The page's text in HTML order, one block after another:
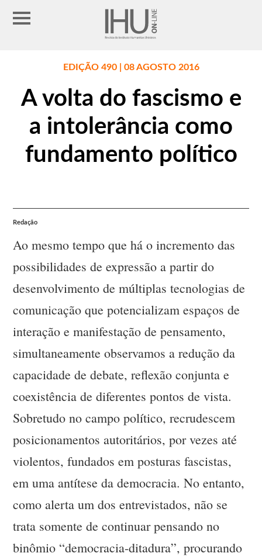
EDIÇÃO 490 | 08 AGOSTO 2016
A volta do fascismo e
a intolerância como
fundamento político
Redação
Ao mesmo tempo que há o incremento das
possibilidades de expressão a partir do
desenvolvimento de múltiplas tecnologias de
comunicação que potencializam espaços de
interação e manifestação de pensamento,
simultaneamente observamos a redução da
capacidade de debate, reflexão conjunta e
coexistência de diferentes pontos de vista.
Sobretudo no campo político, recrudescem
posicionamentos autoritários, por vezes até
violentos, fundados em posturas fascistas,
em uma antítese da democracia. No entanto,
como alerta um dos entrevistados, não se
trata somente de continuar pensando no
binômio “democracia-ditadura”, procurando